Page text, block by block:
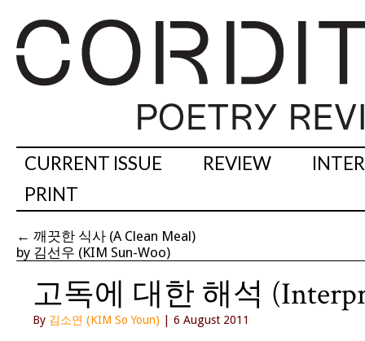
CURRENT ISSUE REVIEW
PRINT
← 깨끗한 식사 (A Clean Meal)
by 김선우 (KIM Sun-Woo)
고독에 대한 해석
By 김소연 (KIM So Youn) | 6 August 2011